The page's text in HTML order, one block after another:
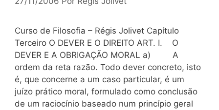
Curso de Filosofia – Régis Jolivet Capítulo
Terceiro O DEVER E O DIREITO ART. I. O
DEVER E A OBRIGAÇÃO MORAL a) A
ordem da reta razão. Todo dever concreto, isto
é, que concerne a um caso particular, é um
juízo prático moral, formulado como conclusão
de um raciocínio baseado num princípio geral